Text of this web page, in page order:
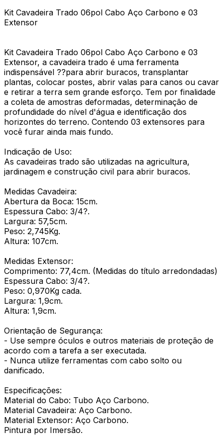
Kit Cavadeira Trado 06pol Cabo Aço Carbono e 03
Extensor
Kit Cavadeira Trado 06pol Cabo Aço Carbono e 03
Extensor, a cavadeira trado é uma ferramenta
indispensável ??para abrir buracos, transplantar
plantas, colocar postes, abrir valas para canos ou cavar
e retirar a terra sem grande esforço. Tem por finalidade
a coleta de amostras deformadas, determinação de
profundidade do nível d'água e identificação dos
horizontes do terreno. Contendo 03 extensores para
você furar ainda mais fundo.
Indicação de Uso:
As cavadeiras trado são utilizadas na agricultura,
jardinagem e construção civil para abrir buracos.
Medidas Cavadeira:
Abertura da Boca: 15cm.
Espessura Cabo: 3/4?.
Largura: 57,5cm.
Peso: 2,745Kg.
Altura: 107cm.
Medidas Extensor:
Comprimento: 77,4cm. (Medidas do título arredondadas)
Espessura Cabo: 3/4?.
Peso: 0,970Kg cada.
Largura: 1,9cm.
Altura: 1,9cm.
Orientação de Segurança:
- Use sempre óculos e outros materiais de proteção de
acordo com a tarefa a ser executada.
- Nunca utilize ferramentas com cabo solto ou
danificado.
Especificações:
Material do Cabo: Tubo Aço Carbono.
Material Cavadeira: Aço Carbono.
Material Extensor: Aço Carbono.
Pintura por Imersão.